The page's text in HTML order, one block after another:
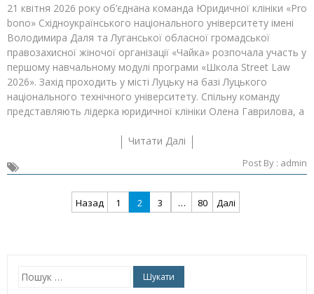
21 квітня 2026 року об’єднана команда Юридичної клініки «Pro
bono» Східноукраїнського національного університету імені
Володимира Даля та Луганської обласної громадської
правозахисної жіночої організації «Чайка» розпочала участь у
першому навчальному модулі програми «Школа Street Law
2026». Захід проходить у місті Луцьку на базі Луцького
національного технічного університету. Спільну команду
представляють лідерка юридичної клініки Олена Гаврилова, а
Читати Далі
Post By : admin
Навігація
Назад 1 2 3 … 80 Далі
Пошук: